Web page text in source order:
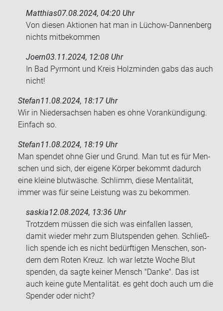
Matthias07.08.2024, 04:20 Uhr
Von die­sen Ak­tio­nen hat man in Lüchow-​Dannenberg
nichts mit­be­kom­men
Joern03.11.2024, 12:08 Uhr
In Bad Pyr­mont und Kreis Holz­min­den gabs das auch
nicht!
Stefan11.08.2024, 18:17 Uhr
Wir in Nie­der­sach­sen haben es ohne Vor­ankün­di­gung.
Ein­fach so.
Stefan11.08.2024, 18:19 Uhr
Man spen­det ohne Gier und Grund. Man tut es für Men­
schen und sich, der ei­ge­ne Kör­per be­kommt da­durch
eine klei­ne blut­wä­sche. Schlimm, diese Men­ta­li­tät,
immer was für seine Leis­tung was zu be­kom­men.
saskia12.08.2024, 13:36 Uhr
Trotz­dem müs­sen die sich was ein­fal­len las­sen,
damit wie­der mehr zum Blut­spen­den gehen. Schließ­
lich spen­de ich es nicht be­dürf­ti­gen Men­schen, son­
dern dem Roten Kreuz. Ich war letz­te Woche Blut
spen­den, da sagte kei­ner Mensch "Danke". Das ist
auch keine gute Men­ta­li­tät. es geht doch auch um die
Spen­der oder nicht?